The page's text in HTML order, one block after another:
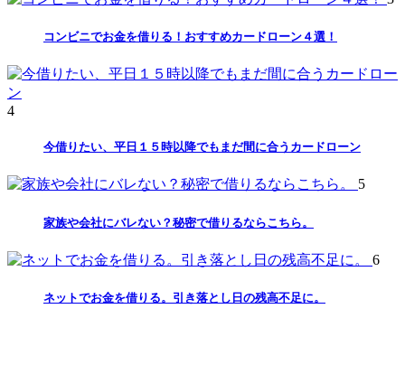
コンビニでお金を借りる！おすすめカードローン４選！
4
今借りたい、平日１５時以降でもまだ間に合うカードローン
5
家族や会社にバレない？秘密で借りるならこちら。
6
ネットでお金を借りる。引き落とし日の残高不足に。